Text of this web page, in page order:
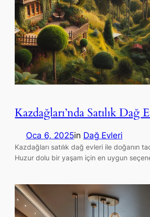
Kazdağları’nda Satılık Dağ
Oca 6, 2025in Dağ Evleri
Kazdağları satılık dağ evleri ile doğanın
Huzur dolu bir yaşam için en uygun